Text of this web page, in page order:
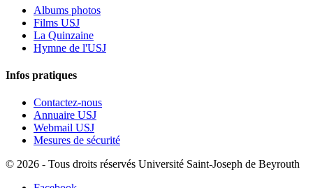
Albums photos
Films USJ
La Quinzaine
Hymne de l'USJ
Infos pratiques
Contactez-nous
Annuaire USJ
Webmail USJ
Mesures de sécurité
© 2026 - Tous droits réservés Université Saint-Joseph de Beyrouth